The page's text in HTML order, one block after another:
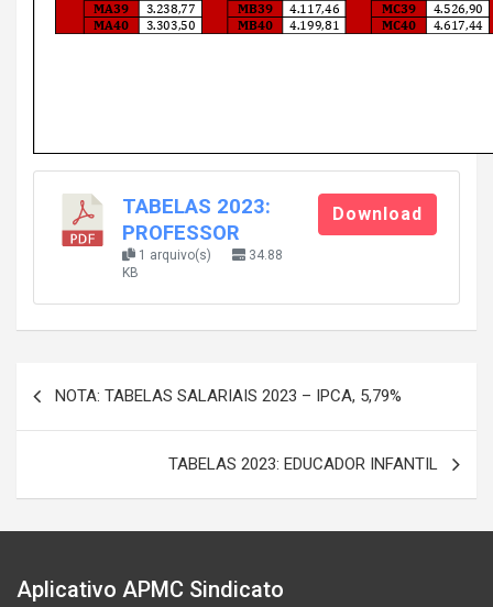
TABELAS 2023:
PROFESSOR
1 arquivo(s)
34.88
KB
Download
NOTA: TABELAS SALARIAIS 2023 – IPCA, 5,79%
TABELAS 2023: EDUCADOR INFANTIL
Aplicativo APMC Sindicato